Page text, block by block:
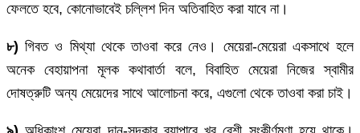
ফেলতে হবে, কোনোভাবেই চল্লিশ দিন অতিবাহিত করা যাবে না।
৮) গিবত ও মিথ্যা থেকে তাওবা করে নেও। মেয়েরা-মেয়েরা একসাথে হলে
অনেক বেহায়াপনা মূলক কথাবার্তা বলে, বিবাহিত মেয়েরা নিজের স্বামীর
দোষত্রুটি অন্য মেয়েদের সাথে আলোচনা করে, এগুলো থেকে তাওবা করা চাই।